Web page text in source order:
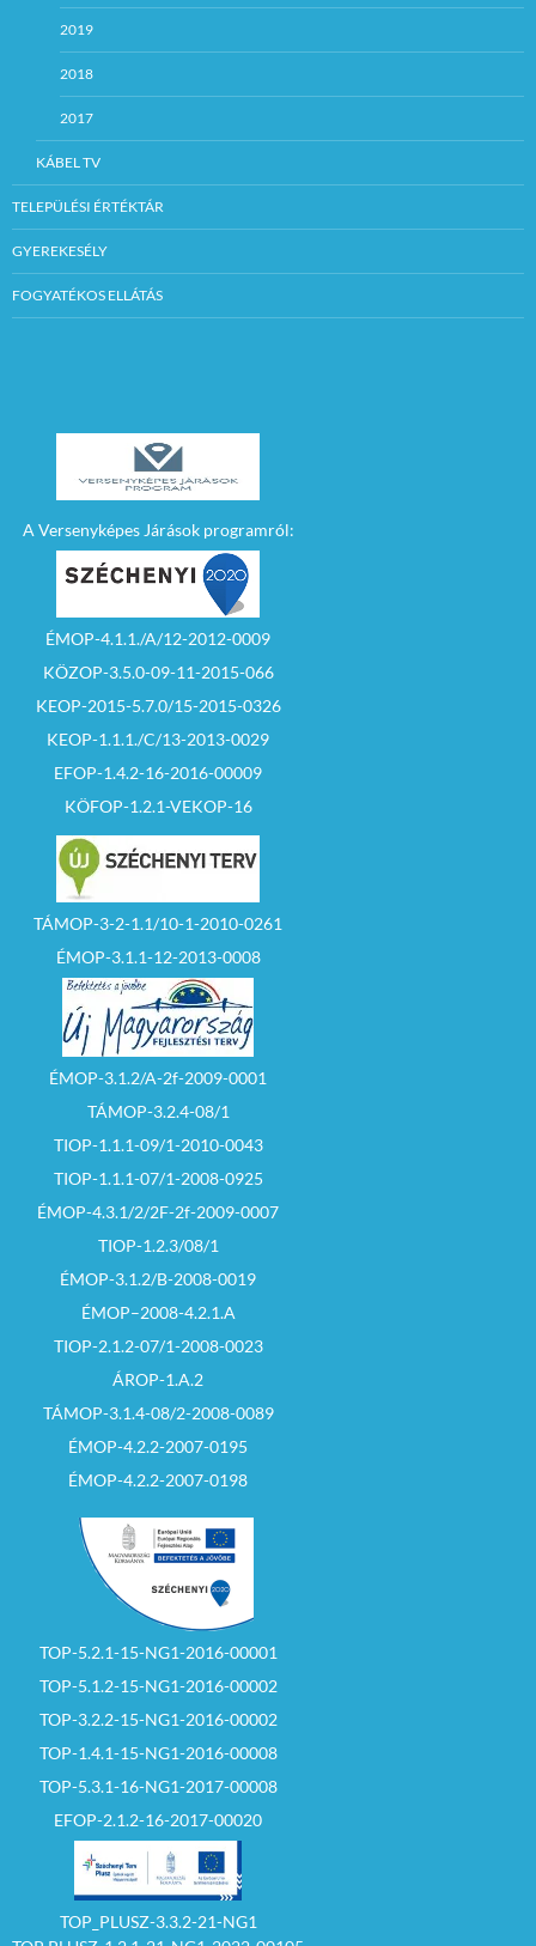
2019
2018
2017
KÁBEL TV
TELEPÜLÉSI ÉRTÉKTÁR
GYEREKESÉLY
FOGYATÉKOS ELLÁTÁS
A Versenyképes Járások programról:
ÉMOP-4.1.1./A/12-2012-0009
KÖZOP-3.5.0-09-11-2015-066
KEOP-2015-5.7.0/15-2015-0326
KEOP-1.1.1./C/13-2013-0029
EFOP-1.4.2-16-2016-00009
KÖFOP-1.2.1-VEKOP-16
TÁMOP-3-2-1.1/10-1-2010-0261
ÉMOP-3.1.1-12-2013-0008
ÉMOP-3.1.2/A-2f-2009-0001
TÁMOP-3.2.4-08/1
TIOP-1.1.1-09/1-2010-0043
TIOP-1.1.1-07/1-2008-0925
ÉMOP-4.3.1/2/2F-2f-2009-0007
TIOP-1.2.3/08/1
ÉMOP-3.1.2/B-2008-0019
ÉMOP–2008-4.2.1.A
TIOP-2.1.2-07/1-2008-0023
ÁROP-1.A.2
TÁMOP-3.1.4-08/2-2008-0089
ÉMOP-4.2.2-2007-0195
ÉMOP-4.2.2-2007-0198
TOP-5.2.1-15-NG1-2016-00001
TOP-5.1.2-15-NG1-2016-00002
TOP-3.2.2-15-NG1-2016-00002
TOP-1.4.1-15-NG1-2016-00008
TOP-5.3.1-16-NG1-2017-00008
EFOP-2.1.2-16-2017-00020
TOP_PLUSZ-3.3.2-21-NG1